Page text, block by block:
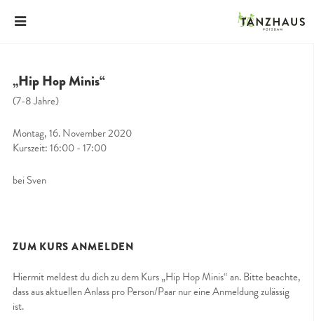
„Hip Hop Minis“
(7-8 Jahre)
Montag, 16. November 2020
Kurszeit: 16:00 - 17:00
bei Sven
ZUM KURS ANMELDEN
Hiermit meldest du dich zu dem Kurs „Hip Hop Minis“ an. Bitte beachte,
dass aus aktuellen Anlass pro Person/Paar nur eine Anmeldung zulässig
ist.